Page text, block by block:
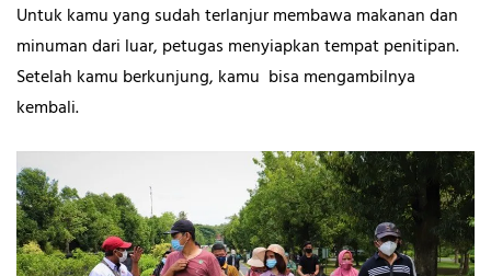
Untuk kamu yang sudah terlanjur membawa makanan dan
minuman dari luar, petugas menyiapkan tempat penitipan.
Setelah kamu berkunjung, kamu bisa mengambilnya
kembali.